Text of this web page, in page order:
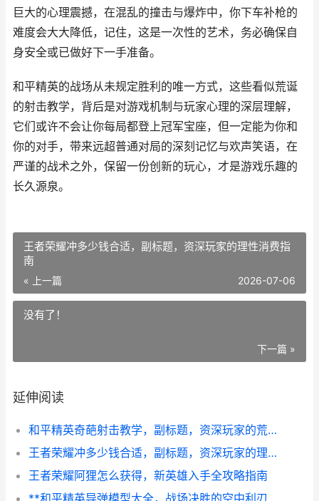
巨大的心理震撼，在混乱的撞击与爆炸中，你下车补枪的
难度会大大降低，记住，这是一次性的艺术，务必确保自
身安全或已做好下一手准备。
和平精英的战场从未规定胜利的唯一方式，这些看似荒诞
的射击教学，背后是对游戏机制与玩家心理的深层理解，
它们或许不会让你每局都登上冠军宝座，但一定能为你和
你的对手，带来远超普通对局的深刻记忆与欢声笑语，在
严谨的战术之外，保留一份创新的玩心，才是游戏乐趣的
长久源泉。
王者荣耀冲多少钱合适，副标题，资深玩家的理性消费指
南
« 上一篇 2026-07-06
没有了！
下一篇 »
延伸阅读
和平精英奇葩射击教学，副标题，资深玩家的荒诞战术指南
王者荣耀冲多少钱合适，副标题，资深玩家的理性消费指南
王者荣耀阿狸怎么获得，新英雄入手全攻略指南